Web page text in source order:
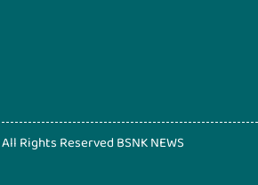
Rights Reserved BSNK NEWS